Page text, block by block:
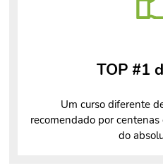
TOP #1
Um curso diferente
recomendado por
do